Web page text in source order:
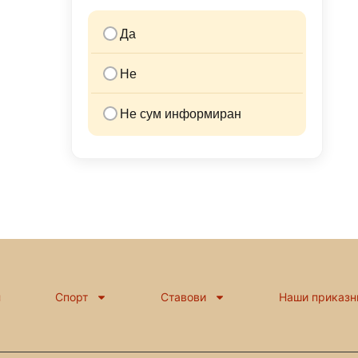
Да
Не
Не сум информиран
Спорт Ставови Наши